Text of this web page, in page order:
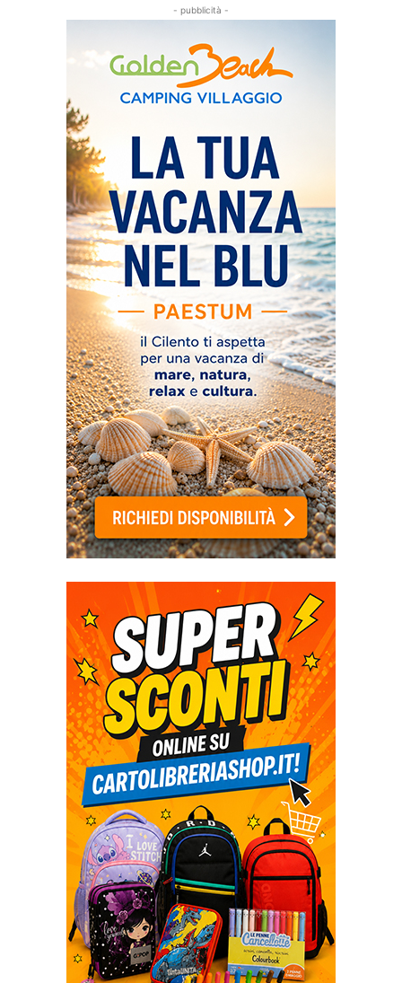
- pubblicità -